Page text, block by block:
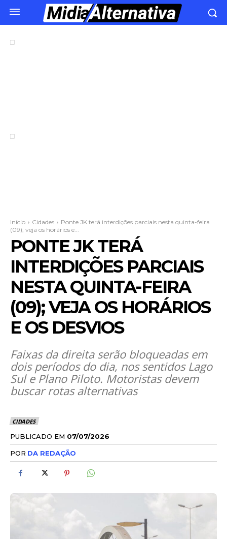
Início Cidades
Ponte JK terá interdições parciais nesta quinta-feira
(09); veja os horários e...
PONTE JK TERÁ
INTERDIÇÕES PARCIAIS
NESTA QUINTA-FEIRA
(09); VEJA OS HORÁRIOS
E OS DESVIOS
Faixas da direita serão bloqueadas em
dois períodos do dia, nos sentidos Lago
Sul e Plano Piloto. Motoristas devem
buscar rotas alternativas
CIDADES
PUBLICADO EM 07/07/2026
POR DA REDAÇÃO